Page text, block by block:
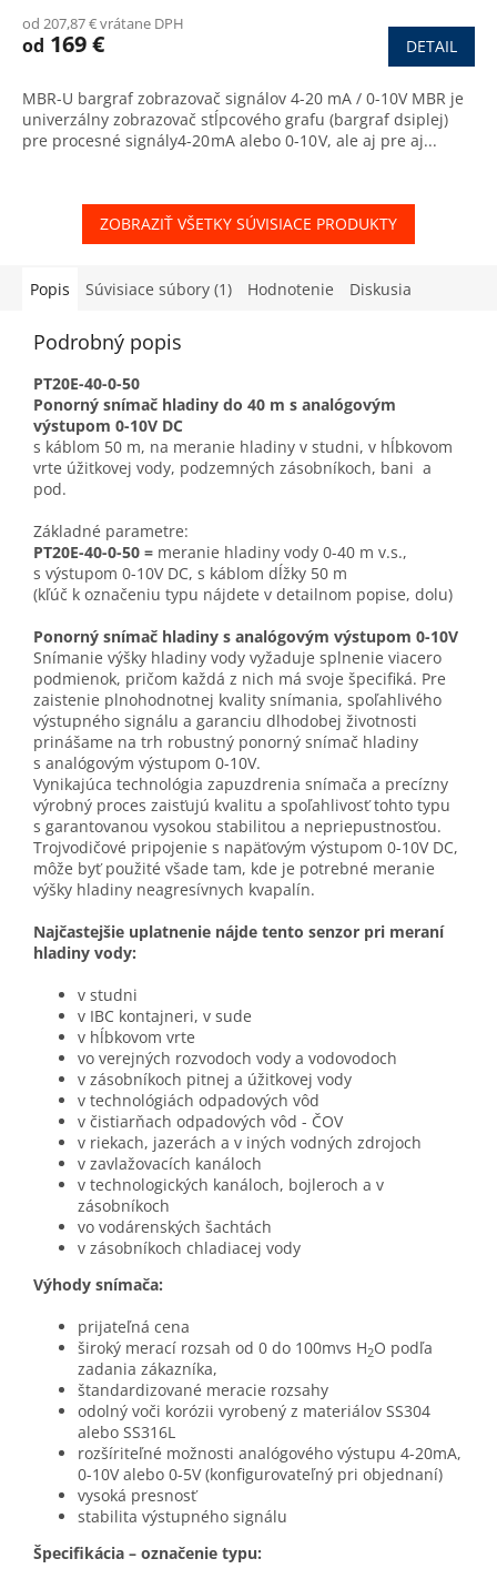
od 207,87 € vrátane DPH
od 169 € DETAIL
MBR-U bargraf zobrazovač signálov 4-20 mA / 0-10V MBR je
univerzálny zobrazovač stĺpcového grafu (bargraf dsiplej)
pre procesné signály4-20 mA alebo 0-10 V, ale aj pre aj...
ZOBRAZIŤ VŠETKY SÚVISIACE PRODUKTY
Popis Súvisiace súbory (1) Hodnotenie Diskusia
Podrobný popis
PT20E-40-0-50
Ponorný snímač hladiny do 40 m s analógovým
výstupom 0-10V DC
s káblom 50 m, na meranie hladiny v studni, v hĺbkovom
vrte úžitkovej vody, podzemných zásobníkoch, bani a
pod.
Základné parametre:
PT20E-40-0-50 = meranie hladiny vody 0-40 m v.s.,
s výstupom 0-10V DC, s káblom dĺžky 50 m
(kľúč k označeniu typu nájdete v detailnom popise, dolu)
Ponorný snímač hladiny s analógovým výstupom 0-10V
Snímanie výšky hladiny vody vyžaduje splnenie viacero
podmienok, pričom každá z nich má svoje špecifiká. Pre
zaistenie plnohodnotnej kvality snímania, spoľahlivého
výstupného signálu a garanciu dlhodobej životnosti
prinášame na trh robustný ponorný snímač hladiny
s analógovým výstupom 0-10V.
Vynikajúca technológia zapuzdrenia snímača a precízny
výrobný proces zaisťujú kvalitu a spoľahlivosť tohto typu
s garantovanou vysokou stabilitou a nepriepustnosťou.
Trojvodičové pripojenie s napäťovým výstupom 0-10V DC,
môže byť použité všade tam, kde je potrebné meranie
výšky hladiny neagresívnych kvapalín.
Najčastejšie uplatnenie nájde tento senzor pri meraní
hladiny vody:
v studni
v IBC kontajneri, v sude
v hĺbkovom vrte
vo verejných rozvodoch vody a vodovodoch
v zásobníkoch pitnej a úžitkovej vody
v technológiách odpadových vôd
v čistiarňach odpadových vôd - ČOV
v riekach, jazerách a v iných vodných zdrojoch
v zavlažovacích kanáloch
v technologických kanáloch, bojleroch a v
zásobníkoch
vo vodárenských šachtách
v zásobníkoch chladiacej vody
Výhody snímača:
prijateľná cena
široký merací rozsah od 0 do 100mvs H2O podľa
zadania zákazníka,
štandardizované meracie rozsahy
odolný voči korózii vyrobený z materiálov SS304
alebo SS316L
rozšíriteľné možnosti analógového výstupu 4-20mA,
0-10V alebo 0-5V (konfigurovateľný pri objednaní)
vysoká presnosť
stabilita výstupného signálu
Špecifikácia – označenie typu: